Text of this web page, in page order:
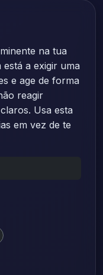
na tua
a exigir uma
e age de forma
reagir
Usa esta
em vez de te